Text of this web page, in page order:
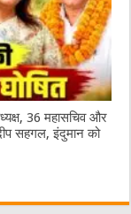
36 महासचिव और
सहगल, इंदुमान को